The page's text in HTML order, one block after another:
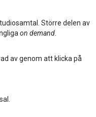
Större delen av
on demand
av genom att klicka på